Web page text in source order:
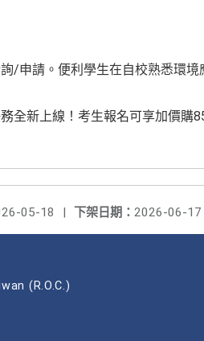
/申請。便利學生在自校熟悉環
全新上線！考生報名可享加價購
下架日期： 2026-06-17
05-18 |
(R.O.C.)